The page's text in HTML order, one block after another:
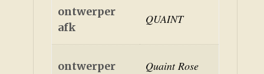
ontwerper
afk
QUAINT
ontwerper
Quaint Rose